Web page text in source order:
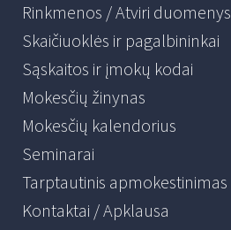
Rinkmenos / Atviri duomenys
Skaičiuoklės ir pagalbininkai
Sąskaitos ir įmokų kodai
Mokesčių žinynas
Mokesčių kalendorius
Seminarai
Tarptautinis apmokestinimas
Kontaktai / Apklausa